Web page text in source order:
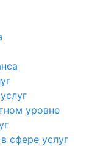
уровне
сфере услуг